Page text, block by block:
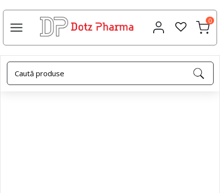
0
Acasa Creme terapeutice
Crema tip balsam cu extract
de galbenele, 50 ml, Dotz Pharma